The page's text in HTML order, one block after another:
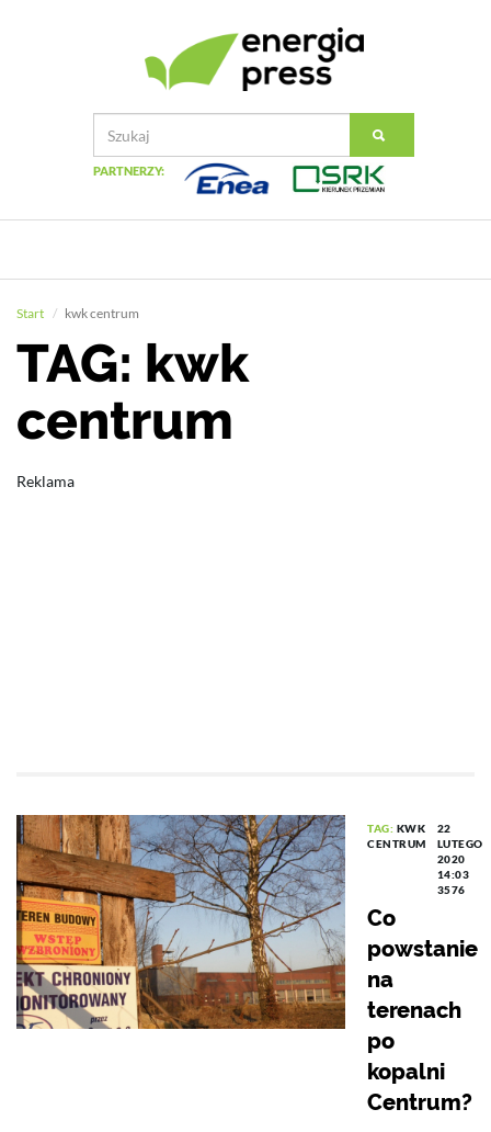
PARTNERZY:
Start kwk centrum
TAG: kwk
centrum
Reklama
TAG: KWK
CENTRUM
22
LUTEGO
2020
14:03
3576
Co
powstanie
na
terenach
po
kopalni
Centrum?